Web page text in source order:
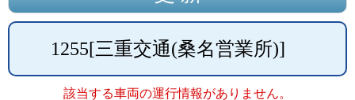
1255[三重交通(桑名営業所)]
該当する車両の運行情報がありません。